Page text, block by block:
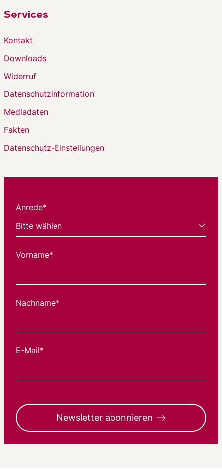
Services
Kontakt
Downloads
Widerruf
Datenschutzinformation
Mediadaten
Fakten
Datenschutz-Einstellungen
Anrede*
Vorname*
Nachname*
E-Mail*
Newsletter abonnieren